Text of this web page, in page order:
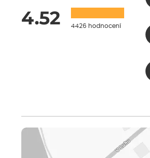
4.52 4426 hodnocení